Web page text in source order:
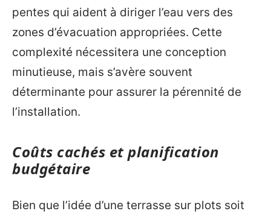
pentes qui aident à diriger l’eau vers des
zones d’évacuation appropriées. Cette
complexité nécessitera une conception
minutieuse, mais s’avère souvent
déterminante pour assurer la pérennité de
l’installation.
Coûts cachés et planification
budgétaire
Bien que l’idée d’une terrasse sur plots soit